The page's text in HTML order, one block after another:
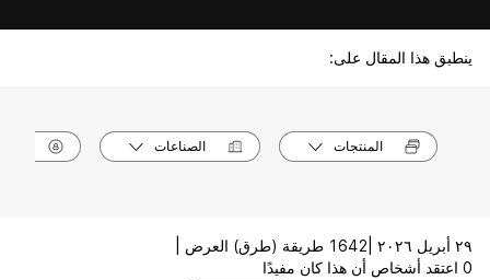
ينطبق هذا المقال على:
المنتجات الصناعات
٢٩ أبريل ٢٠٢٦ |
1642 طريقة (طرق) العرض |
0 اعتقد أشخاص أن هذا كان مفيدًا